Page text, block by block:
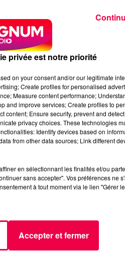
privée est notre priorité
on your consent and/or our legitimate
Create profiles for personalised
Measure content performance;
and improve services; Create profiles to
Ensure security, prevent and
privacy choices. These technologies
Identify devices based on
from other data sources; Link different
en sélectionnant les finalités et/ou
sans accepter". Vos préférences ne
à tout moment via le lien "Gérer
Accepter et fermer